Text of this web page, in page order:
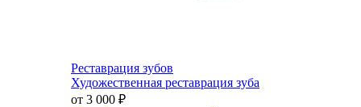
Реставрация зубов
Художественная реставрация зуба
от 3 000 ₽